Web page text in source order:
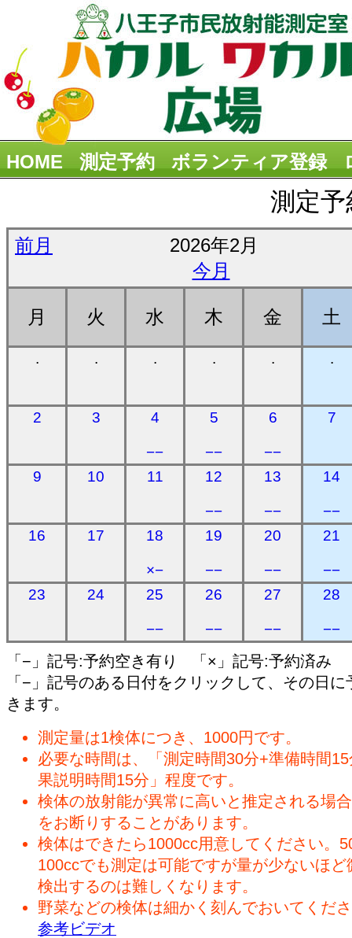
HOME 測定予約 ボランティア登録
測定
前月
2026年2月
今月
月 火 水 木 金 土
. . . . . .
2 3 4
−−
5
−−
6
−−
7
9 10 11 12
−−
13
−−
14
−−
16
17 18
×−
19
−−
20
−−
21
−−
23
24 25
−−
26
−−
27
−−
28
−−
「−」記号:予約空き有り 「×」記号:予約済み
「−」記号のある日付をクリックして、その日に
きます。
測定量は1検体につき、1000円です。
必要な時間は、「測定時間30分+準備時間
果説明時間15分」程度です。
検体の放射能が異常に高いと推定される場
をお断りすることがあります。
検体はできたら1000cc用意してください。
100ccでも測定は可能ですが量が少ないほど
検出するのは難しくなります。
野菜などの検体は細かく刻んでおいてくだ
参考ビデオ